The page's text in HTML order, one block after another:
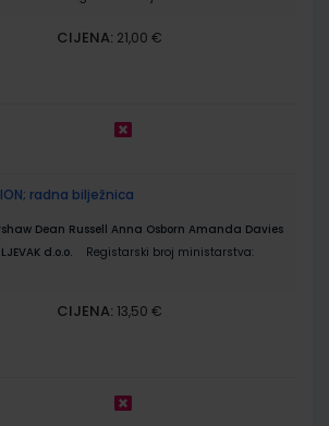
CIJENA: 21,00 €
radna bilježnica
Dean Russell Anna Osborn Amanda Davies
d.o.o.
Registarski broj ministarstva:
CIJENA: 13,50 €